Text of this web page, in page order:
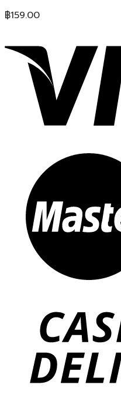
฿159.00